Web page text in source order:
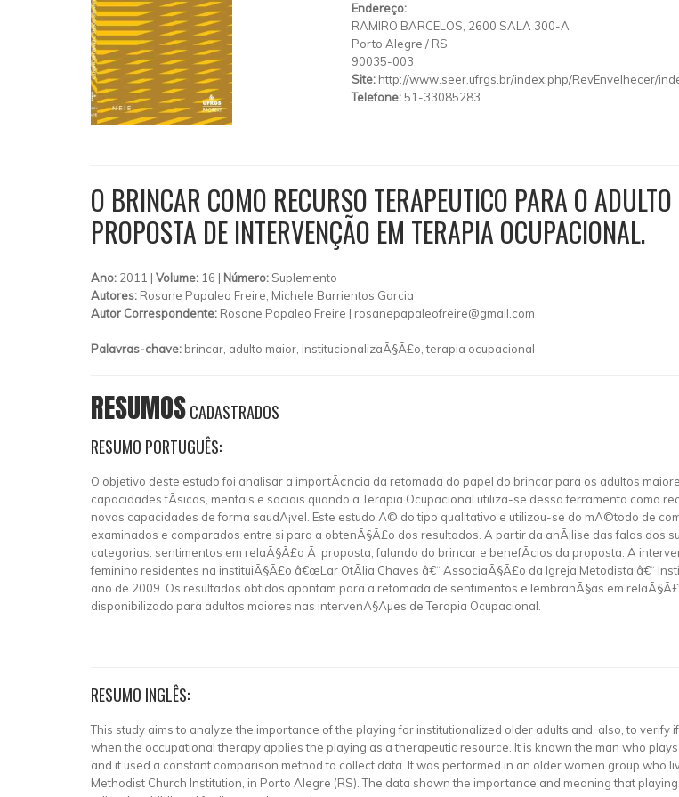
Endereço:
RAMIRO BARCELOS, 2600 SALA 300-A
Porto Alegre / RS
90035-003
Site: http://www.seer.ufrgs.br/index.php/RevEnvelhecer/
Telefone:51-33085283
O BRINCAR COMO RECURSO TERAPEUTICO PARA O
PROPOSTA DE INTERVENÇÃO EM TERAPIA OCUPACIONAL.
Ano: 2011 | Volume: 16 | Número: Suplemento
Autores: Rosane Papaleo Freire, Michele Barrientos Garcia
Autor Correspondente: Rosane Papaleo Freire | rosanepapaleofreire@gmail.com
Palavras-chave: brincar, adulto maior, institucionalizaÃ§Ã£o, terapia ocupacional
RESUMOSCADASTRADOS
RESUMO PORTUGUÊS:
O objetivo deste estudo foi analisar a importÃ¢ncia da retomada do papel do brincar para os adultos
capacidades fÃ­sicas, mentais e sociais quando a Terapia Ocupacional utiliza-se dessa ferramenta como
novas capacidades de forma saudÃ¡vel. Este estudo Ã© do tipo qualitativo e utilizou-se do mÃ©todo de
examinados e comparados entre si para a obtenÃ§Ã£o dos resultados. A partir da anÃ¡lise das falas dos
categorias: sentimentos em relaÃ§Ã£o Ã proposta, falando do brincar e benefÃ­cios da proposta. A
feminino residentes na instituiÃ§Ã£o â€œLar OtÃ­lia Chaves â€“ AssociaÃ§Ã£o da Igreja Metodista â€“
ano de 2009. Os resultados obtidos apontam para a retomada de sentimentos e lembranÃ§as em
disponibilizado para adultos maiores nas intervenÃ§Ãµes de Terapia Ocupacional.
RESUMO INGLÊS:
This study aims to analyze the importance of the playing for institutionalized older adults and, also, to
when the occupational therapy applies the playing as a therapeutic resource. It is known the man who
and it used a constant comparison method to collect data. It was performed in an older women group who
Methodist Church Institution, in Porto Alegre (RS). The data shown the importance and meaning that